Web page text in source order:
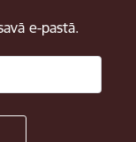
e-pastā.